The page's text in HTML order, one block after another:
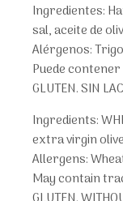
Ingredientes:
sal, aceite de
Alérgenos:
Puede
GLUTEN. SIN
Ingredients:
extra virgin
Allergens:
May contain